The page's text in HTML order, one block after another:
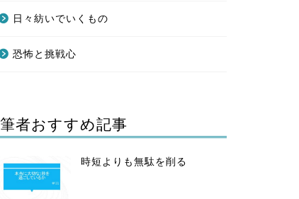
日々紡いでいくもの
恐怖と挑戦心
筆者おすすめ記事
時短よりも無駄を削る